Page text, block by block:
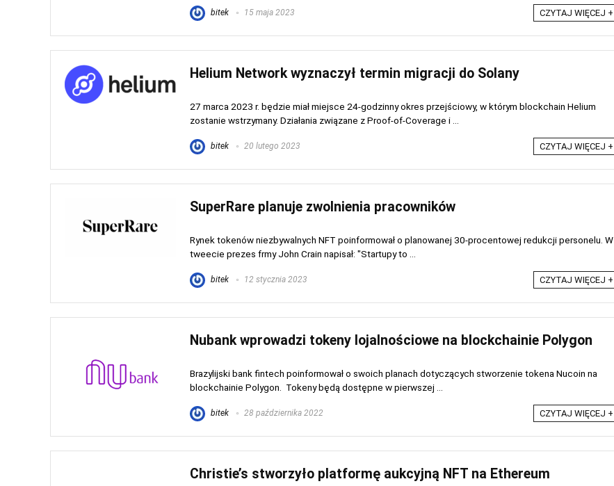
bitek 15 maja 2023 CZYTAJ WIĘCEJ +
Helium Network wyznaczył termin migracji do Solany
27 marca 2023 r. będzie miał miejsce 24-godzinny okres przejściowy, w którym blockchain Helium
zostanie wstrzymany. Działania związane z Proof-of-Coverage i ...
bitek 20 lutego 2023 CZYTAJ WIĘCEJ +
SuperRare planuje zwolnienia pracowników
Rynek tokenów niezbywalnych NFT poinformował o planowanej 30-procentowej redukcji personelu. W
tweecie prezes frmy John Crain napisał: "Startupy to ...
bitek 12 stycznia 2023 CZYTAJ WIĘCEJ +
Nubank wprowadzi tokeny lojalnościowe na blockchainie Polygon
Brazylijski bank fintech poinformował o swoich planach dotyczących stworzenie tokena Nucoin na
blockchainie Polygon. Tokeny będą dostępne w pierwszej ...
bitek 28 października 2022 CZYTAJ WIĘCEJ +
Christie’s stworzyło platformę aukcyjną NFT na Ethereum